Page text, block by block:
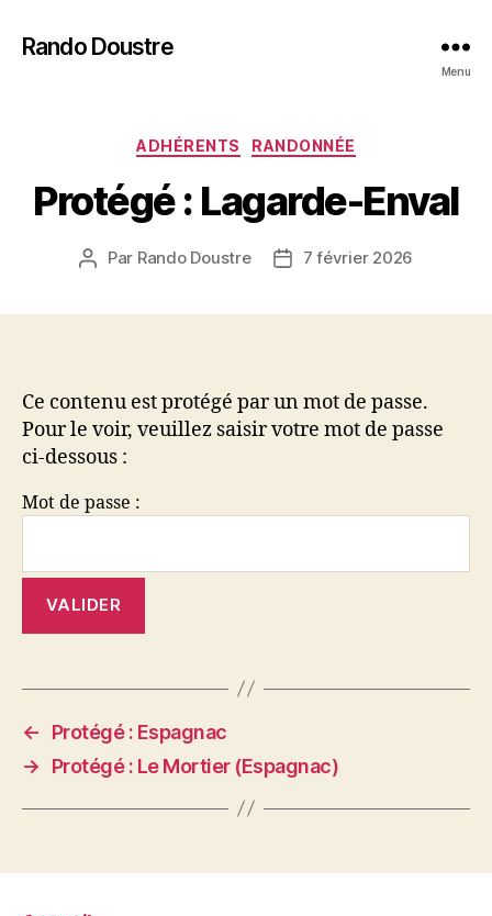
Rando Doustre
Menu
Catégories
ADHÉRENTS RANDONNÉE
Protégé : Lagarde-Enval
Auteur
Par Rando Doustre
Date7 février 2026
Ce contenu est protégé par un mot de passe.
Pour le voir, veuillez saisir votre mot de passe
ci-dessous :
Mot de passe :
←
Protégé : Espagnac
→
Protégé : Le Mortier (Espagnac)